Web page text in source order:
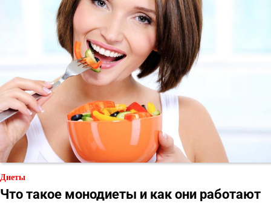
Диеты
Что такое монодиеты и как они работают